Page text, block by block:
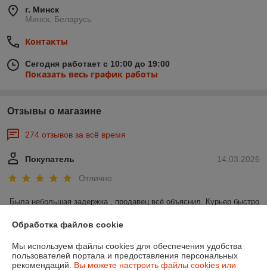
г. Минск
Минск, Беларусь
Контакты
Сегодня работает с 10:00 до 19:00
Показать весь график работы
Отзывы о магазине
274 отзывов за всё время
14.03.2026
Покупатель
Отлично
Была небольшая задержка , продавец всё объяснил. Курьер быстро
Обработка файлов cookie
Мы используем файлы cookies для обеспечения удобства
пользователей портала и предоставления персональных
рекомендаций. Вы можете настроить файлы cookies или